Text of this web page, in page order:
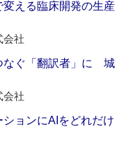
変える臨床開発の生産
会社
なぐ「翻訳者」に 城
会社
ョンにAIをどれだけ